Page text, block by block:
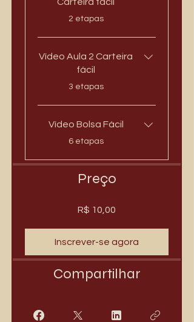
Carteira fácil
.
2 etapas
Vídeo Aula 2 Carteira
fácil
.
3 etapas
Vídeo Bolsa Fácil
.
6 etapas
Preço
R$ 10,00
Inscrever-se agora
Compartilhar